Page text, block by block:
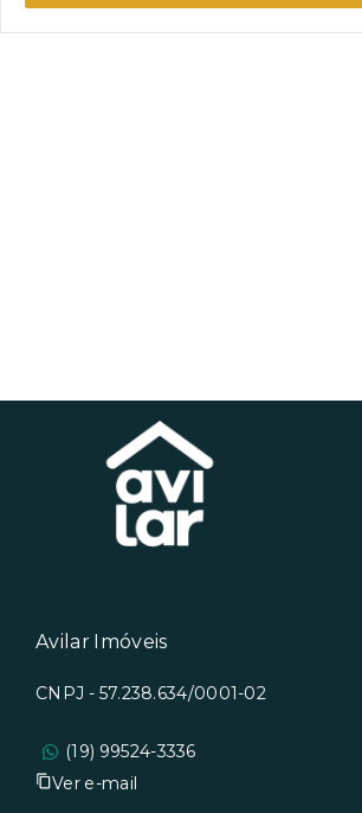
Avilar Imóveis
CNPJ - 57.238.634/0001-02
(19) 99524-3336
Ver e-mail